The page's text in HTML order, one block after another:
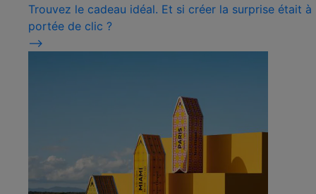
Trouvez le cadeau idéal. Et si créer la surprise était à
portée de clic ?
⟶